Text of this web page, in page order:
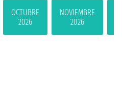
OCTUBRE
2026
NOVIEMBRE
2026